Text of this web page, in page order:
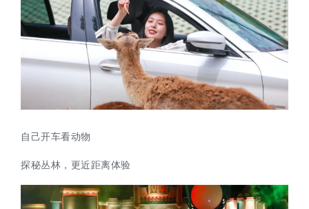
自己开车看动物
探秘丛林，更近距离体验